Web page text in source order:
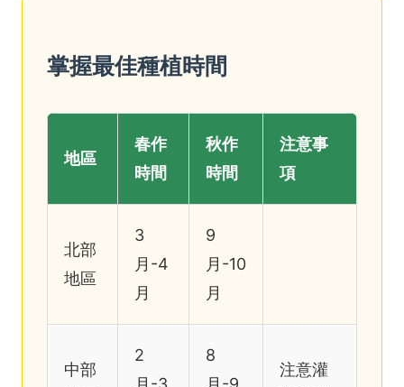
掌握最佳種植時間
地區
春作
時間
秋作
時間
注意事
項
北部
地區
3
月-4
月
9
月-10
月
中部
2
8
注意灌